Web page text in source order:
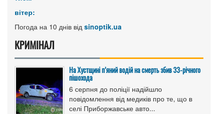
вітер:
Погода на 10 днів від sinoptik.ua
КРИМІНАЛ
На Хустщині п’яний водій на смерть збив 33-річного
пішохода
6 серпня до поліції надійшло
повідомлення від медиків про те, що в
селі Приборжавське авто...